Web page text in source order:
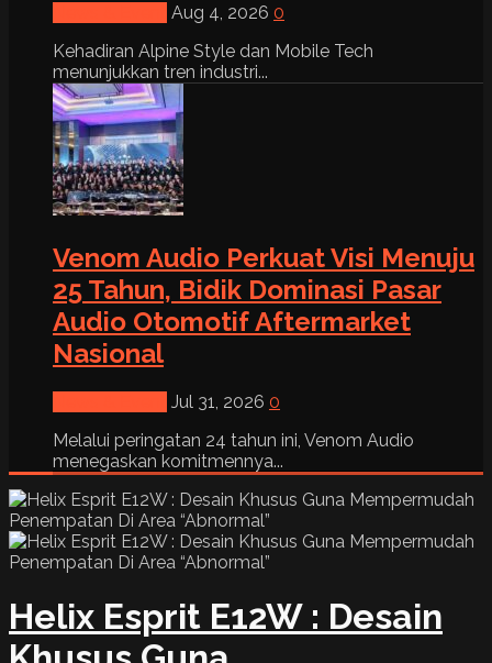
Aug 4, 2026 0
Kehadiran Alpine Style dan Mobile Tech
menunjukkan tren industri...
Venom Audio Perkuat Visi Menuju
25 Tahun, Bidik Dominasi Pasar
Audio Otomotif Aftermarket
Nasional
Jul 31, 2026 0
Melalui peringatan 24 tahun ini, Venom Audio
menegaskan komitmennya...
Helix Esprit E12W : Desain